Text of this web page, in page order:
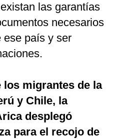
las garantías
necesarios
ese país y ser
los migrantes de la
y Chile, la
desplegó
para el recojo de